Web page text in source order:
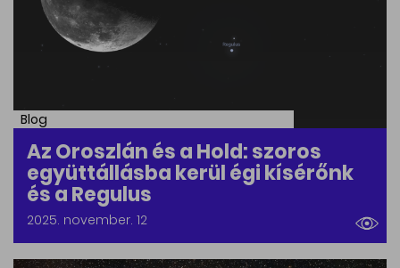
Blog
Az Oroszlán és a Hold: szoros
együttállásba kerül égi kísérőnk
és a Regulus
2025. november. 12